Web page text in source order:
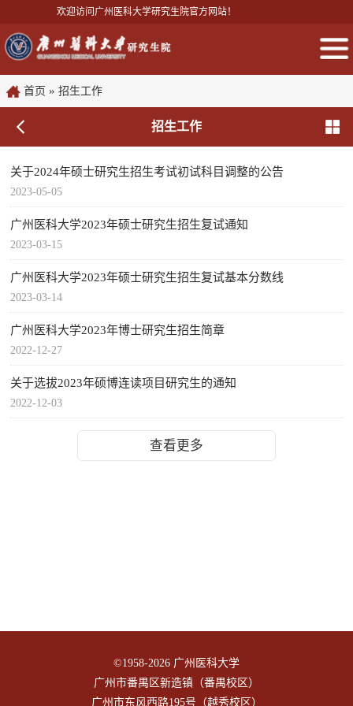
欢迎访问广州医科大学研究生院官方网站！
首页 » 招生工作
招生工作
关于2024年硕士研究生招生考试初试科目调整的公告
2023-05-05
广州医科大学2023年硕士研究生招生复试通知
2023-03-15
广州医科大学2023年硕士研究生招生复试基本分数线
2023-03-14
广州医科大学2023年博士研究生招生简章
2022-12-27
关于选拔2023年硕博连读项目研究生的通知
2022-12-03
查看更多
©1958-2026 广州医科大学
广州市番禺区新造镇（番禺校区）
广州市东风西路195号（越秀校区）